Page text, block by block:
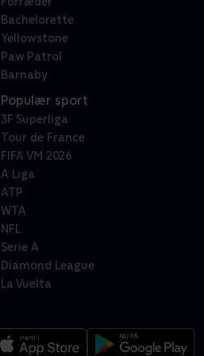
Bachelorette
Yellowstone
Paw Patrol
Barnaby
Populær sport
3F Superliga
Tour de France
FIFA VM 2026
A Liga
ATP
WTA
NFL
Serie A
Diamond League
La Vuelta